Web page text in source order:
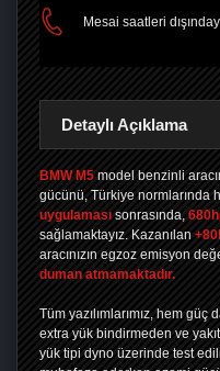
Mesai saatleri
Detaylı Açıklama
BMW M5 model benzinli
gücünü, Türkiye normlarında
uygulaması sonrasında,
sağlamaktayız. Kazanılan
aracınızın egzoz emisyon
duman atmamaktadır.
Tüm yazılımlarımız, hem güç
extra yük bindirmeden ve
yük tipi dyno üzerinde test